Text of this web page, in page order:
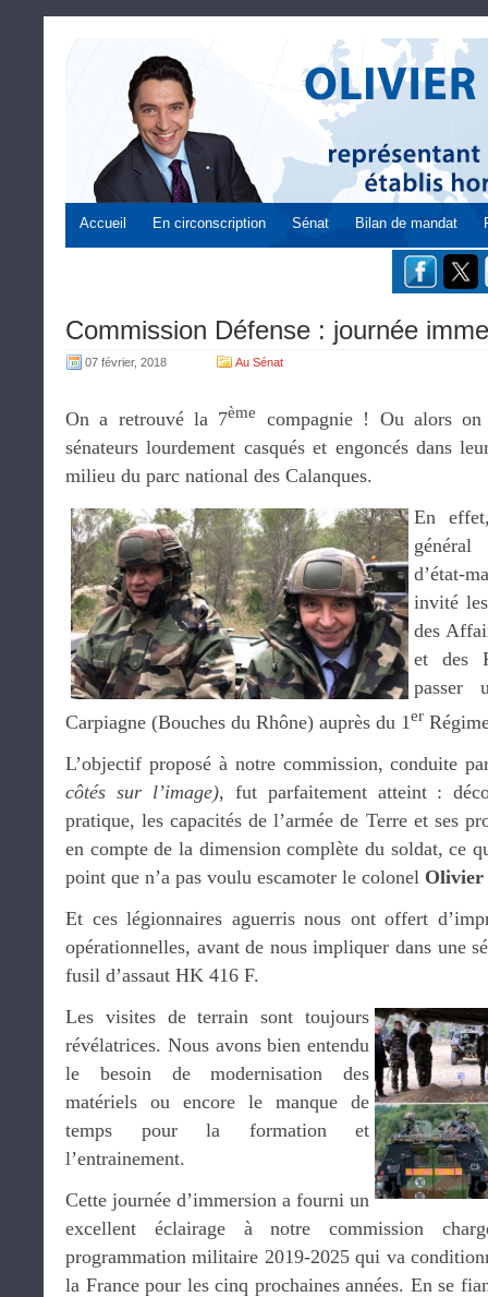
Accueil En circonscription Sénat Bilan de mandat
Commission Défense : journée
07 février, 2018 Au Sénat
On a retrouvé la 7ème
compagnie ! Ou alors
sénateurs lourdement casqués et engoncés dans
milieu du parc national des Calanques.
En
d’état-
invité
des
et des
passer
Carpiagne (Bouches du Rhône) auprès du 1er
L’objectif proposé à notre commission, conduite
côtés sur l’image), fut parfaitement atteint :
pratique, les capacités de l’armée de Terre et ses
en compte de la dimension complète du soldat, ce
point que n’a pas voulu escamoter le colonel Olivier
Et ces légionnaires aguerris nous ont offert
opérationnelles, avant de nous impliquer dans une
fusil d’assaut HK 416 F.
Les visites de terrain sont toujours
révélatrices. Nous avons bien entendu
le besoin de modernisation des
matériels ou encore le manque de
temps pour la formation et
l’entrainement.
Cette journée d’immersion a fourni un
excellent éclairage à notre commission
programmation militaire 2019-2025 qui va
la France pour les cinq prochaines années. En se